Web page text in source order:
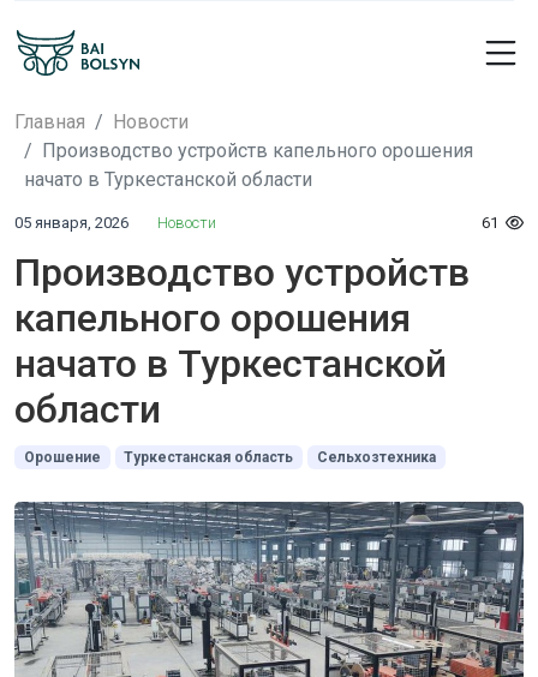
Главная
Новости
Производство устройств капельного орошения
начато в Туркестанской области
05 января, 2026 Новости 61
Производство устройств
капельного орошения
начато в Туркестанской
области
Орошение Туркестанская область Сельхозтехника